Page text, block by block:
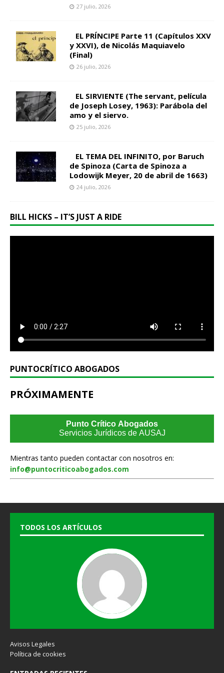
27 julio, 2026
EL PRÍNCIPE Parte 11 (Capítulos XXV
y XXVI), de Nicolás Maquiavelo
(Final)
26 julio, 2026
EL SIRVIENTE (The servant, película
de Joseph Losey, 1963): Parábola del
amo y el siervo.
25 julio, 2026
EL TEMA DEL INFINITO, por Baruch
de Spinoza (Carta de Spinoza a
Lodowijk Meyer, 20 de abril de 1663)
24 julio, 2026
BILL HICKS – IT’S JUST A RIDE
PUNTOCRÍTICO ABOGADOS
PRÓXIMAMENTE
Punto Crítico Abogados
Servicios Jurídicos de AUSAJ
Mientras tanto pueden contactar con nosotros en:
info@puntocriticoabogados.com
TODOS LOS ARTÍCULOS
Avisos Legales
Política de cookies